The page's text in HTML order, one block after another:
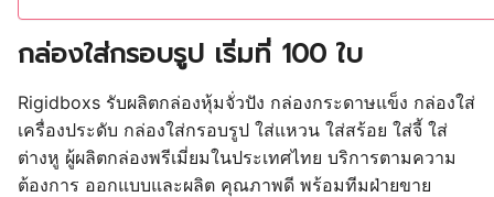
กล่องใส่กรอบรูป เริ่มที่ 100 ใบ
Rigidboxs รับผลิตกล่องหุ้มจั่วปัง กล่องกระดาษแข็ง กล่องใส่
เครื่องประดับ กล่องใส่กรอบรูป ใส่แหวน ใส่สร้อย ใส่จี้ ใส่
ต่างหู ผู้ผลิตกล่องพรีเมี่ยมในประเทศไทย บริการตามความ
ต้องการ ออกแบบและผลิต คุณภาพดี พร้อมทีมฝ่ายขาย